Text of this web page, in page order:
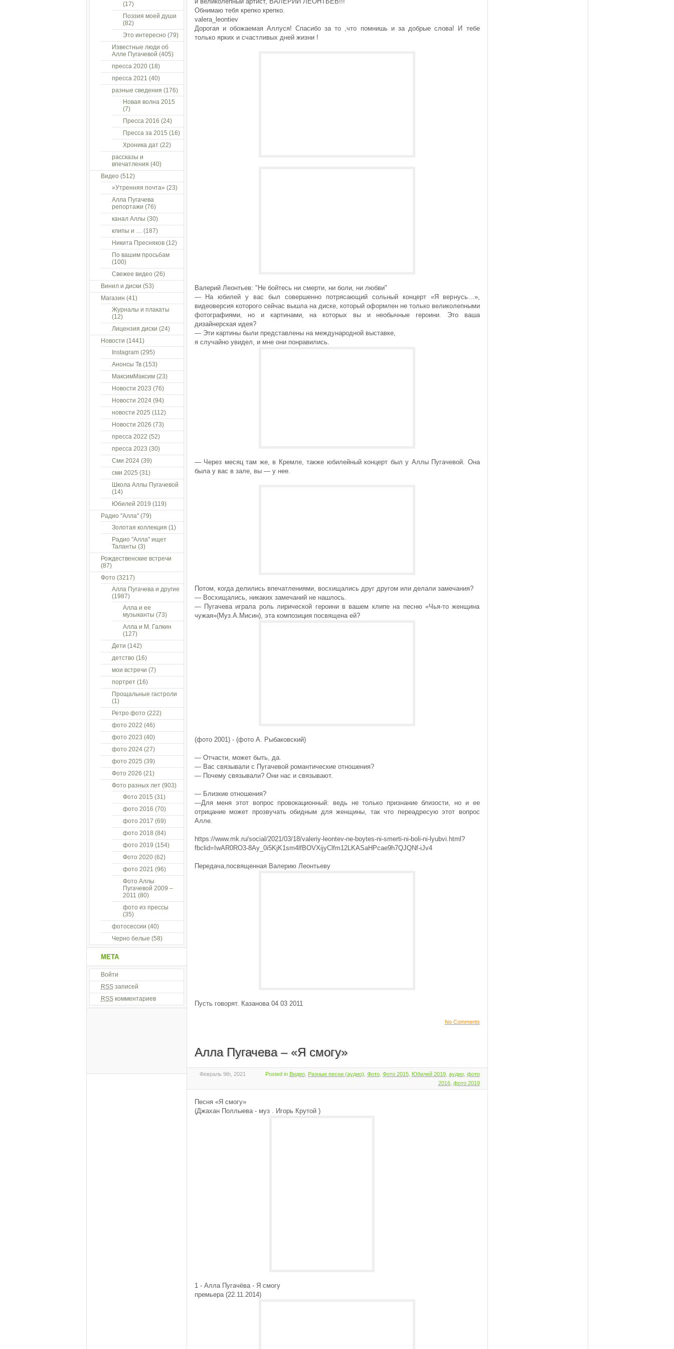
Обнимаю тебя крепко крепко.
valera_leontiev
Дорогая и обожаемая Аллуся! Спасибо за то ,что помнишь и за добрые слова! И тебе
только ярких и счастливых дней жизни !
Валерий Леонтьев: "Не бойтесь ни смерти, ни боли, ни любви"
— На юбилей у вас был совершенно потрясающий сольный концерт «Я вернусь…»,
видеоверсия которого сейчас вышла на диске, который оформлен не только великолепными
фотографиями, но и картинами, на которых вы и необычные героини. Это ваша
дизайнерская идея?
— Эти картины были представлены на международной выставке,
я случайно увидел, и мне они понравились.
— Через месяц там же, в Кремле, также юбилейный концерт был у Аллы Пугачевой. Она
была у вас в зале, вы — у нее.
Потом, когда делились впечатлениями, восхищались друг другом или делали замечания?
— Восхищались, никаких замечаний не нашлось.
— Пугачева играла роль лирической героини в вашем клипе на песню «Чья-то женщина
чужая»(Муз.А.Мисин), эта композиция посвящена ей?
(фото 2001) - (фото А. Рыбаковский)
— Отчасти, может быть, да.
— Вас связывали с Пугачевой романтические отношения?
— Почему связывали? Они нас и связывают.
— Близкие отношения?
—Для меня этот вопрос провокационный: ведь не только признание близости, но и ее
отрицание может прозвучать обидным для женщины, так что переадресую этот вопрос
Алле.
https://www.mk.ru/social/2021/03/18/valeriy-leontev-ne-boytes-ni-smerti-ni-boli-ni-lyubvi.html?
fbclid=IwAR0RO3-8Ay_0i5KjK1sm4lfBOVXijyClfm12LKASaHPcae9h7QJQNf-iJv4
Передача,посвященная Валерию Леонтьеву
Пусть говорят. Казанова 04 03 2011
No Comments
Алла Пугачева – «Я смогу»
Февраль 9th, 2021 Posted in Видео, Разные песни (аудио) Фото, Фото 2015, Юбилей 2019, аудио, фото
2016, фото 2019
Песня «Я смогу»
(Джахан Поллыева - муз . Игорь Крутой )
1 - Алла Пугачёва - Я смогу
премьера (22.11.2014)
(17)
Поэзия моей души
(82)
Это интересно (79)
Известные люди об
Алле Пугачевой (405)
пресса 2020(18)
пресса 2021 (40)
разные сведения (176)
Новая волна 2015
(7)
Пресса 2016 (24)
Пресса за 2015 (16)
Хроника дат(22)
рассказы и
впечатления (40)
Видео (512)
»Утренняя почта» (23)
Алла Пугачева
репортажи (76)
канал Аллы (30)
клипы и … (187)
Никита Пресняков(12)
По вашим просьбам
(100)
Свежее видео (26)
Винил и диски (53)
Магазин (41)
Журналы и плакаты
(12)
Лицензия диски (24)
Новости (1441)
Instagram(295)
Анонсы Тв(153)
МаксимМаксим(23)
Новости 2023 (76)
Новости 2024(94)
новости 2025 (112)
Новости 2026 (73)
пресса 2022 (52)
пресса 2023 (30)
Сми 2024(39)
сми 2025 (31)
Школа Аллы Пугачевой
(14)
Юбилей 2019 (119)
Радио "Алла"(79)
Золотая коллекция (1)
Радио "Алла" ищет
Таланты (3)
Рождественские встречи
(87)
Фото (3217)
Алла Пугачева и другие
(1987)
Алла и ее
музыканты (73)
Алла и М. Галкин
(127)
Дети (142)
детство (16)
мои встречи (7)
портрет(16)
Прощальные гастроли
(1)
Ретро фото (222)
фото 2022 (46)
фото 2023 (40)
фото 2024(27)
фото 2025 (39)
Фото 2026 (21)
Фото разных лет(903)
Фото 2015 (31)
фото 2016 (70)
фото 2017 (69)
фото 2018 (84)
фото 2019 (154)
Фото 2020(62)
фото 2021 (96)
Фото Аллы
Пугачевой 2009 –
2011 (80)
фото из прессы
(35)
фотосессии (40)
Черно белые (58)
МЕТА
Войти
RSSзаписей
RSSкомментариев